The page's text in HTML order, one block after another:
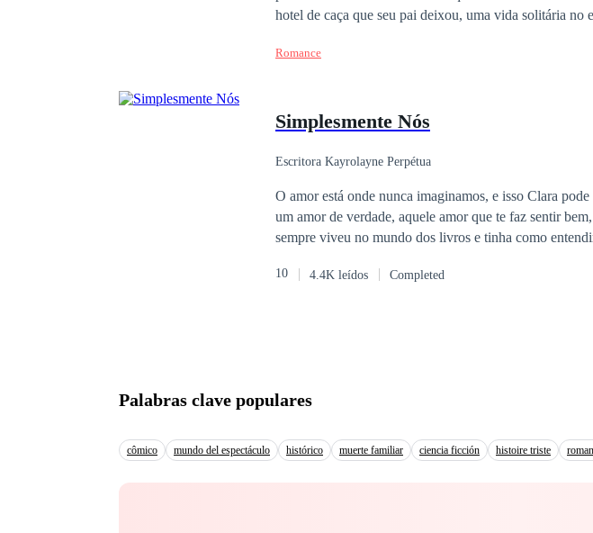
hotel de caça que seu pai deixou, uma vida solitária
Romance
Simplesmente Nós
Escritora Kayrolayne Perpétua
O amor está onde nunca imaginamos, e isso Clara
um amor de verdade, aquele amor que te faz sentir
sempre viveu no mundo dos livros e tinha como
possível, basta de permitir, e sempre lutando contra o
10 4.4K leídos Completed
Palabras clave populares
cômico mundo del espectáculo histórico muerte familiar ciencia ficción histoire triste